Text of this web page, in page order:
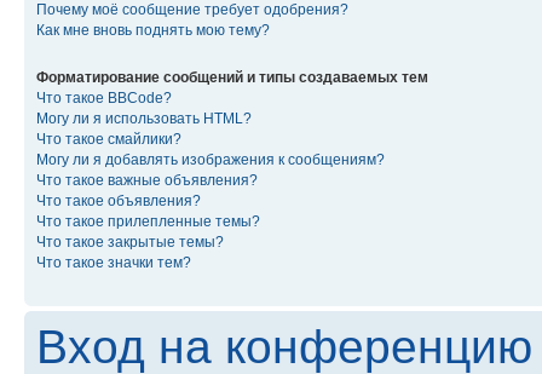
Почему моё сообщение требует одобрения?
Как мне вновь поднять мою тему?
Форматирование сообщений и типы создаваемых тем
Что такое BBCode?
Могу ли я использовать HTML?
Что такое смайлики?
Могу ли я добавлять изображения к сообщениям?
Что такое важные объявления?
Что такое объявления?
Что такое прилепленные темы?
Что такое закрытые темы?
Что такое значки тем?
Вход на конференцию